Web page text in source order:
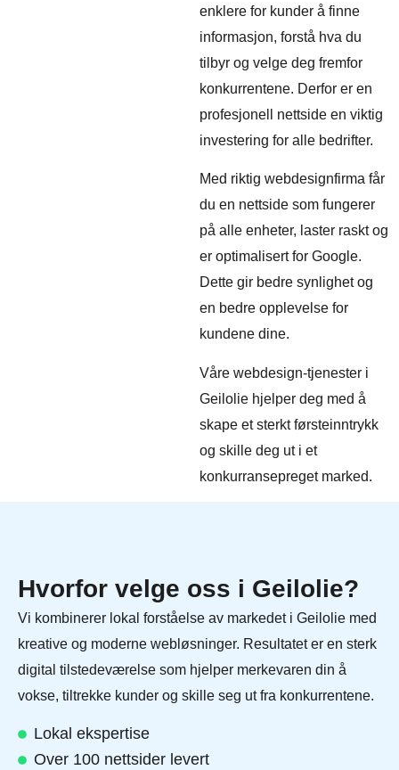
enklere for kunder å finne
informasjon, forstå hva du
tilbyr og velge deg fremfor
konkurrentene. Derfor er en
profesjonell nettside en viktig
investering for alle bedrifter.
Med riktig webdesignfirma får
du en nettside som fungerer
på alle enheter, laster raskt og
er optimalisert for Google.
Dette gir bedre synlighet og
en bedre opplevelse for
kundene dine.
Våre webdesign-tjenester i
Geilolie hjelper deg med å
skape et sterkt førsteinntrykk
og skille deg ut i et
konkurransepreget marked.
Hvorfor velge oss i Geilolie?
Vi kombinerer lokal forståelse av markedet i Geilolie med
kreative og moderne webløsninger. Resultatet er en sterk
digital tilstedeværelse som hjelper merkevaren din å
vokse, tiltrekke kunder og skille seg ut fra konkurrentene.
Lokal ekspertise
Over 100 nettsider levert